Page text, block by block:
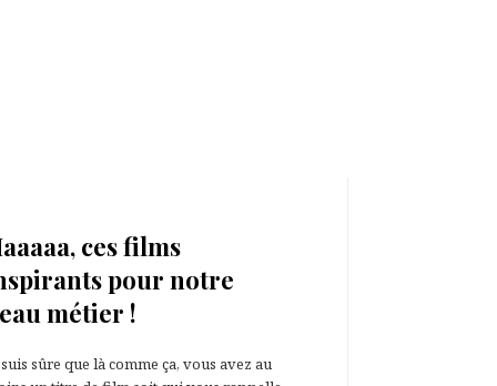
ces films
pour notre
métier !
suis sûre que là comme ça, vous avez au